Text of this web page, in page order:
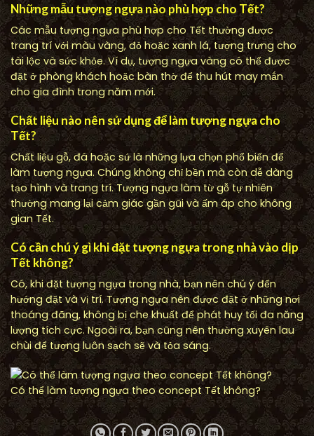
Những mẫu tượng ngựa nào phù hợp cho Tết?
Các mẫu tượng ngựa phù hợp cho Tết thường được
trang trí với màu vàng, đỏ hoặc xanh lá, tượng trưng cho
tài lộc và sức khỏe. Ví dụ, tượng ngựa vàng có thể được
đặt ở phòng khách hoặc bàn thờ để thu hút may mắn
cho gia đình trong năm mới.
Chất liệu nào nên sử dụng để làm tượng ngựa cho
Tết?
Chất liệu gỗ, đá hoặc sứ là những lựa chọn phổ biến để
làm tượng ngựa. Chúng không chỉ bền mà còn dễ dàng
tạo hình và trang trí. Tượng ngựa làm từ gỗ tự nhiên
thường mang lại cảm giác gần gũi và ấm áp cho không
gian Tết.
Có cần chú ý gì khi đặt tượng ngựa trong nhà vào dịp
Tết không?
Có, khi đặt tượng ngựa trong nhà, bạn nên chú ý đến
hướng đặt và vị trí. Tượng ngựa nên được đặt ở những nơi
thoáng đãng, không bị che khuất để phát huy tối đa năng
lượng tích cực. Ngoài ra, bạn cũng nên thường xuyên lau
chùi để tượng luôn sạch sẽ và tỏa sáng.
Có thể làm tượng ngựa theo concept Tết không?